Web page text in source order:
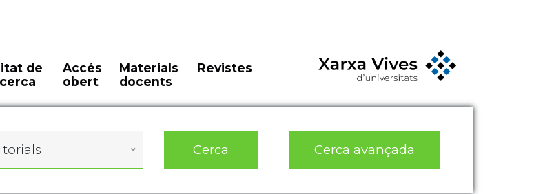
de
Accés
obert
Materials
docents
Revistes
Cerca Cerca avançada